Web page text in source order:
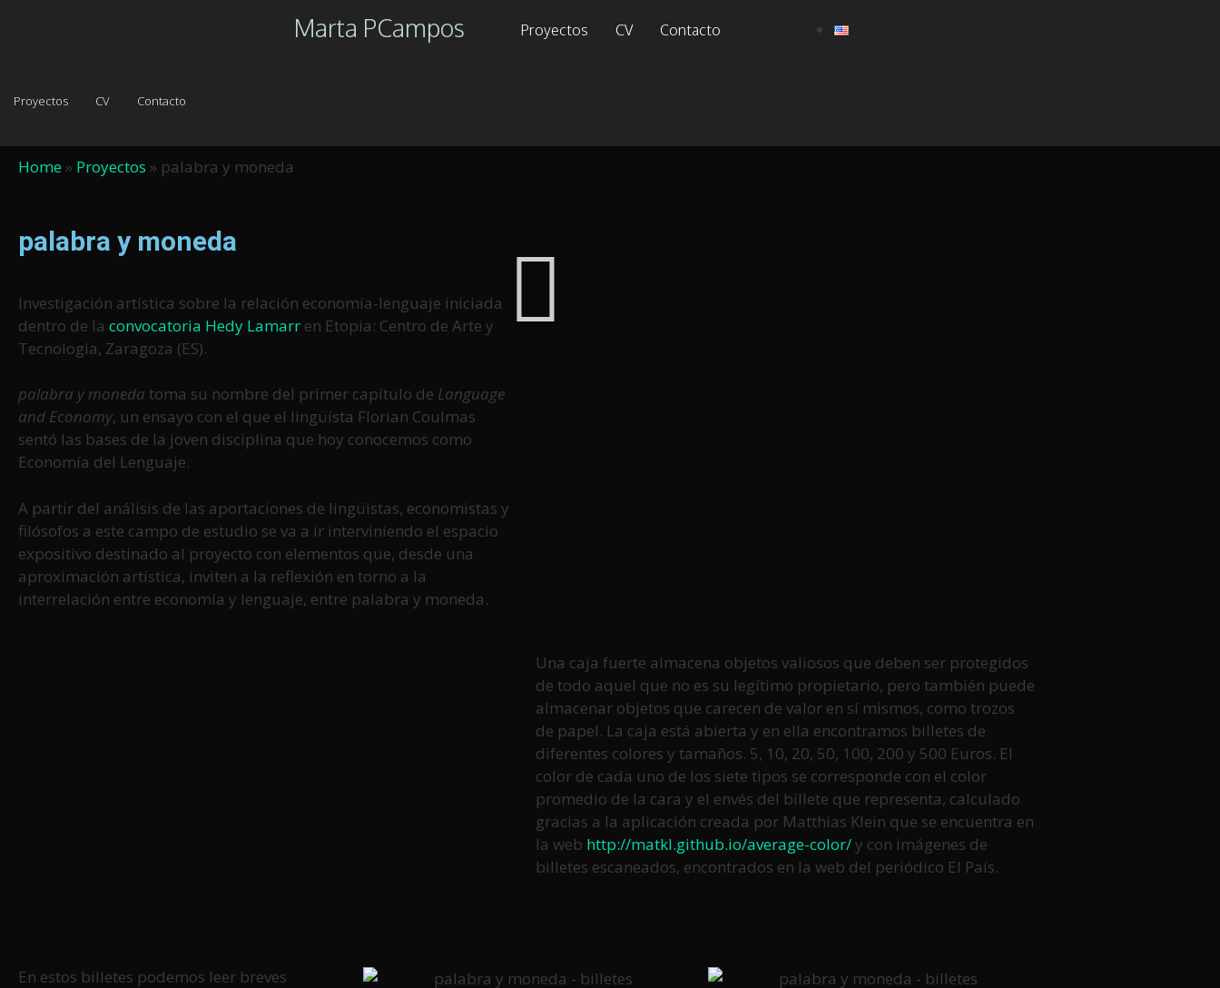
Marta PCampos Proyectos CV Contacto
Proyectos CV Contacto
Home » Proyectos » palabra y moneda
palabra y moneda
Investigación artística sobre la relación economía-lenguaje iniciada
dentro de la convocatoria Hedy Lamarr en Etopia: Centro de Arte y
Tecnología, Zaragoza (ES).
palabra y moneda toma su nombre del primer capítulo de Language
and Economy, un ensayo con el que el lingüísta Florian Coulmas
sentó las bases de la joven disciplina que hoy conocemos como
Economía del Lenguaje.
A partir del análisis de las aportaciones de lingüistas, economistas y
filósofos a este campo de estudio se va a ir interviniendo el espacio
expositivo destinado al proyecto con elementos que, desde una
aproximación artística, inviten a la reflexión en torno a la
interrelación entre economía y lenguaje, entre palabra y moneda.
Una caja fuerte almacena objetos valiosos que deben ser protegidos
de todo aquel que no es su legítimo propietario, pero también puede
almacenar objetos que carecen de valor en sí mismos, como trozos
de papel. La caja está abierta y en ella encontramos billetes de
diferentes colores y tamaños. 5, 10, 20, 50, 100, 200 y 500 Euros. El
color de cada uno de los siete tipos se corresponde con el color
promedio de la cara y el envés del billete que representa, calculado
gracias a la aplicación creada por Matthias Klein que se encuentra en
la web http://matkl.github.io/average-color/y con imágenes de
billetes escaneados, encontrados en la web del periódico El País.
En estos billetes podemos leer breves